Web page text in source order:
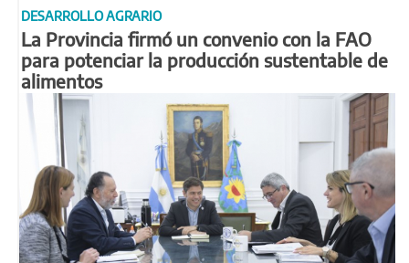
DESARROLLO AGRARIO
La Provincia firmó un convenio con la FAO
para potenciar la producción sustentable de
alimentos